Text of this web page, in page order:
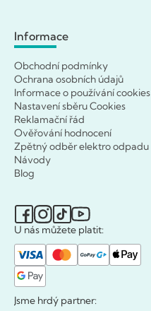
Informace
Obchodní podmínky
Ochrana osobních údajů
Informace o používání cookies
Nastavení sběru Cookies
Reklamační řád
Ověřování hodnocení
Zpětný odběr elektro odpadu
Návody
Blog
U nás můžete platit:
Jsme hrdý partner: